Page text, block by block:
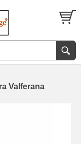
Valferana